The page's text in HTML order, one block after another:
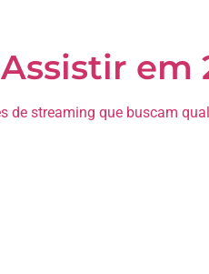
em
de streaming que buscam